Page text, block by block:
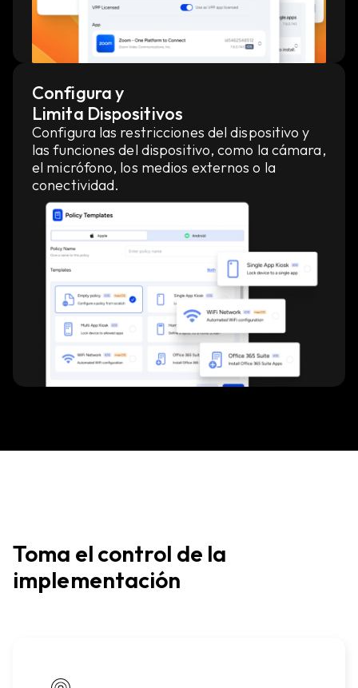
Configura y
Limita Dispositivos
Configura las restricciones del dispositivo y
las funciones del dispositivo, como la cámara,
el micrófono, los medios externos o la
conectividad.
Toma el control de la
implementación